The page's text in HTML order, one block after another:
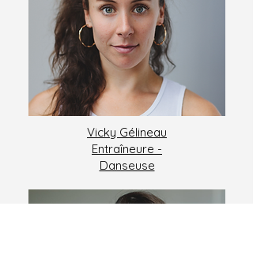
Vicky Gélineau
Entraîneure -
Danseuse